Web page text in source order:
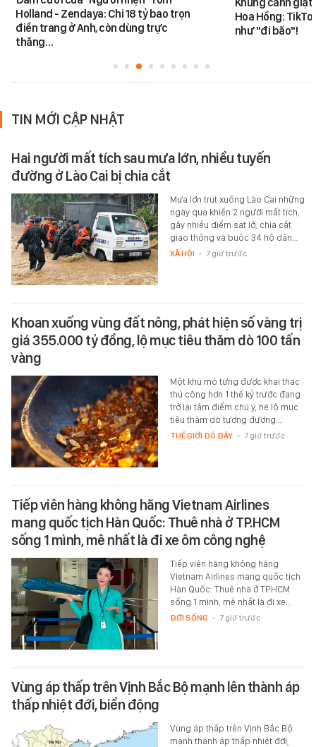
Holland - Zendaya: Chi 18 tỷ bao trọn
điền trang ở Anh, còn dùng trực
thăng…
Hoa Hồng:
như "đi bão"!
TIN MỚI CẬP NHẬT
Hai người mất tích sau mưa lớn, nhiều tuyến
đường ở Lào Cai bị chia cắt
Mưa lớn trút xuống Lào Cai những
ngày qua khiến 2 người mất tích,
gây nhiều điểm sạt lở, chia cắt
giao thông và buộc 34 hộ dân…
XÃ HỘI - 7 giờ trước
Khoan xuống vùng đất nông, phát hiện số vàng trị
giá 355.000 tỷ đồng, lộ mục tiêu thăm dò 100 tấn
vàng
Một khu mỏ từng được khai thác
thủ công hơn 1 thế kỷ trước đang
trở lại tâm điểm chú ý, hé lộ mục
tiêu thăm dò tương đương…
THẾ GIỚI ĐÓ ĐÂY - 7 giờ trước
Tiếp viên hàng không hãng Vietnam Airlines
mang quốc tịch Hàn Quốc: Thuê nhà ở TP.HCM
sống 1 mình, mê nhất là đi xe ôm công nghệ
Tiếp viên hàng không hãng
Vietnam Airlines mang quốc tịch
Hàn Quốc: Thuê nhà ở TP.HCM
sống 1 mình, mê nhất là đi xe…
ĐỜI SỐNG - 7 giờ trước
Vùng áp thấp trên Vịnh Bắc Bộ mạnh lên thành áp
thấp nhiệt đới, biển động
Vùng áp thấp trên Vịnh Bắc Bộ
mạnh thành áp thấp nhiệt đới,